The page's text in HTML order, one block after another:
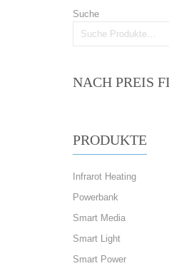
Suche
NACH PREIS
PRODUKTE
Infrarot Heating
Powerbank
Smart Media
Smart Light
Smart Power